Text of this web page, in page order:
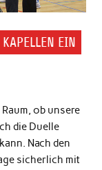
EIN
ob unsere
die Duelle
Nach den
sicherlich mit